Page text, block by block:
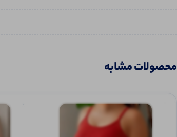
محصولات مشابه